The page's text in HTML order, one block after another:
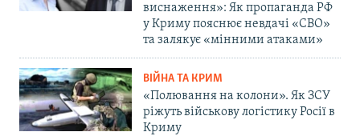
виснаження»: Як пропаганда РФ
у Криму пояснює невдачі «СВО»
та залякує «мінними атаками»
ВІЙНА ТА КРИМ
«Полювання на колони». Як ЗСУ
ріжуть військову логістику Росії в
Криму